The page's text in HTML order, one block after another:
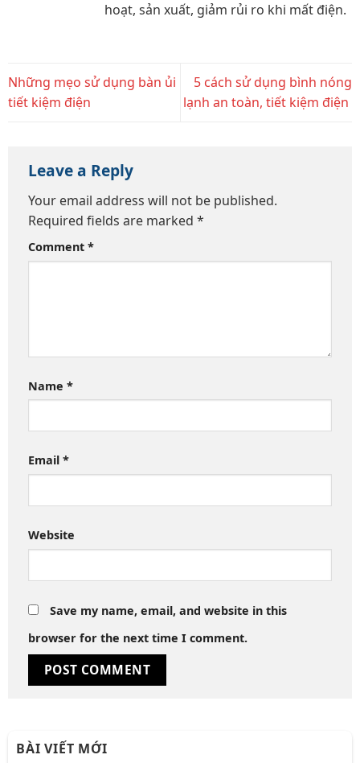
hoạt, sản xuất, giảm rủi ro khi mất điện.
Những mẹo sử dụng bàn ủi
tiết kiệm điện
5 cách sử dụng bình nóng
lạnh an toàn, tiết kiệm điện
Leave a Reply
Your email address will not be published.
Required fields are marked *
Comment *
Name *
Email *
Website
Save my name, email, and website in this
browser for the next time I comment.
BÀI VIẾT MỚI